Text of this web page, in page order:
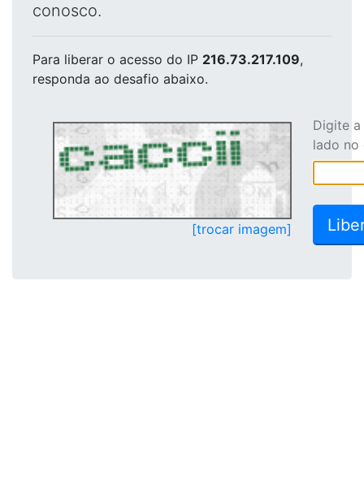
conosco.
Para liberar o acesso do IP 216.73.217.109,
responda ao desafio abaixo.
[trocar imagem]
Digite
lado no